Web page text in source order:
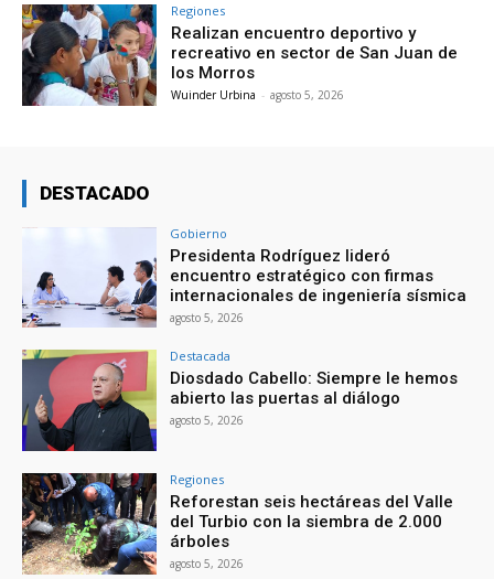
Regiones
Realizan encuentro deportivo y
recreativo en sector de San Juan de
los Morros
Wuinder Urbina - agosto 5, 2026
DESTACADO
Gobierno
Presidenta Rodríguez lideró
encuentro estratégico con firmas
internacionales de ingeniería sísmica
agosto 5, 2026
Destacada
Diosdado Cabello: Siempre le hemos
abierto las puertas al diálogo
agosto 5, 2026
Regiones
Reforestan seis hectáreas del Valle
del Turbio con la siembra de 2.000
árboles
agosto 5, 2026